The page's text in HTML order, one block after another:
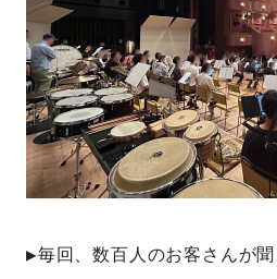
▶毎回、数百人のお客さんが